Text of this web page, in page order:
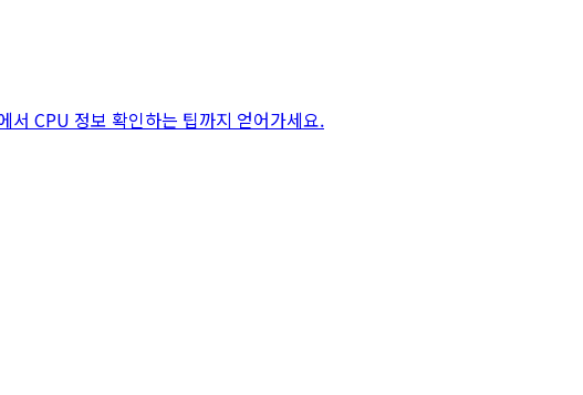
CPU 정보 확인하는 팁까지 얻어가세요.